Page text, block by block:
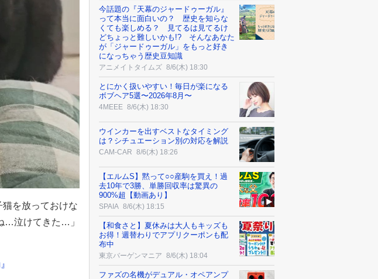
を放っておけな
…泣けてきた…」
今話題の『天幕のジャードゥーガル』
って本当に面白いの？ 歴史を知らな
くても楽しめる？ 見てるは見てるけ
どちょっと難しいかも!? そんなあなた
が「ジャードゥーガル」をもっと好き
になっちゃう歴史豆知識
アニメイトタイムズ 8/6(木) 18:30
とにかく扱いやすい！毎日が楽になる
ボブヘア5選〜2026年8月〜
4MEEE 8/6(木) 18:30
ウインカーを出すベストなタイミング
は？シチュエーション別の対応を解説
CAM-CAR 8/6(木) 18:26
【エルムS】黙って○○産駒を買え！過
去10年で3勝、単勝回収率は驚異の
900%超【動画あり】
SPAIA 8/6(木) 18:15
【和食さと】夏休みは大人もキッズも
お得！週替わりでアプリクーポンも配
布中
東京バーゲンマニア 8/6(木) 18:04
ファズの名機がデュアル・オペアンプ